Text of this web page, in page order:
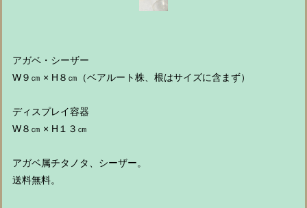
アガベ・シーザー
W９㎝ × H８㎝（ベアルート株、根はサイズに含まず）
ディスプレイ容器
W８㎝ × H１３㎝
アガベ属チタノタ、シーザー。
送料無料。